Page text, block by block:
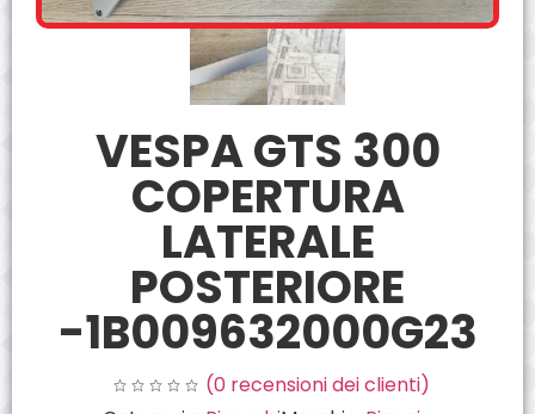
VESPA GTS 300
COPERTURA
LATERALE
POSTERIORE
-1B009632000G23
(0recensioni dei clienti)